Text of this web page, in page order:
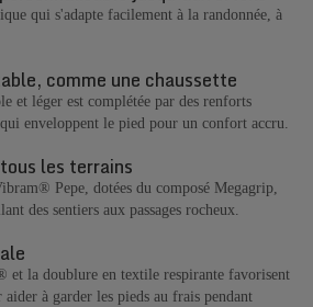
qui s'adapte facilement à la randonnée, à
comme une chaussette
et léger est complétée par des renforts
enveloppent le pied pour un confort accru.
les terrains
Pepe, dotées du composé Megagrip,
des sentiers aux passages rocheux.
et la doublure en textile respirante favorisent
à garder les pieds au frais pendant